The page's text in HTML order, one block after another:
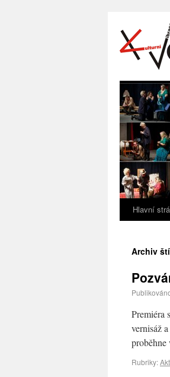
Hlavní
Archiv
Premiéra
vernisáž
Rubriky: